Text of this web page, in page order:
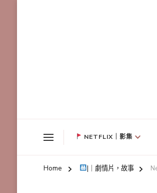
NETFLIX｜影集
Home |｜劇情片，故事